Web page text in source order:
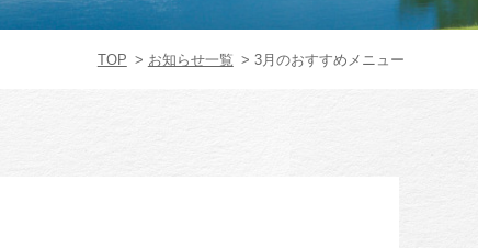
TOP お知らせ一覧 3月のおすすめメニュー